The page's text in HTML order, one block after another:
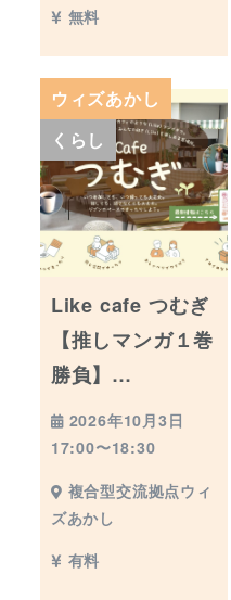
無料
ウィズあかし
くらし
Like cafe つむぎ
【推しマンガ１巻
勝負】…
2026年10月3日
17:00〜18:30
複合型交流拠点ウィ
ズあかし
有料